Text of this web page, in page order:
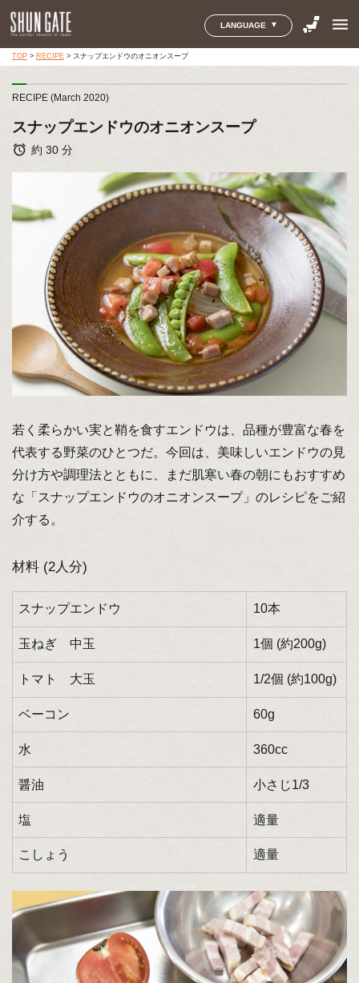
LANGUAGE menu
TOP> RECIPE> スナップエンドウのオニオンスープ
RECIPE (March 2020)
スナップエンドウのオニオンスープ
alarm 約 30 分
若く柔らかい実と鞘を食すエンドウは、品種が豊富な春を
代表する野菜のひとつだ。今回は、美味しいエンドウの見
分け方や調理法とともに、まだ肌寒い春の朝にもおすすめ
な「スナップエンドウのオニオンスープ」のレシピをご紹
介する。
材料 (2人分)
スナップエンドウ 10本
玉ねぎ 中玉 1個 (約200g)
トマト 大玉 1/2個 (約100g)
ベーコン 60g
水 360cc
醤油 小さじ1/3
塩 適量
こしょう 適量